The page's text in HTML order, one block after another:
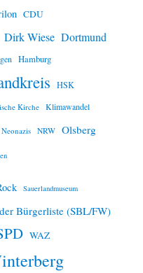
CDU
Dirk Wiese Dortmund
Hamburg
HSK
Kirche Klimawandel
Neonazis NRW Olsberg
Sauerlandmuseum
Bürgerliste (SBL/FW)
WAZ